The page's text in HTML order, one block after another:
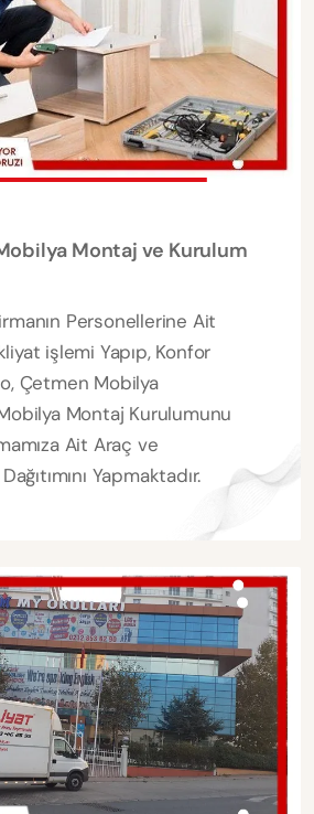
Montaj ve Kurulum
Personellerine Ait
işlemi Yapıp, Konfor
Çetmen Mobilya
Mobilya Montaj Kurulumunu
Ait Araç ve
Yapmaktadır.